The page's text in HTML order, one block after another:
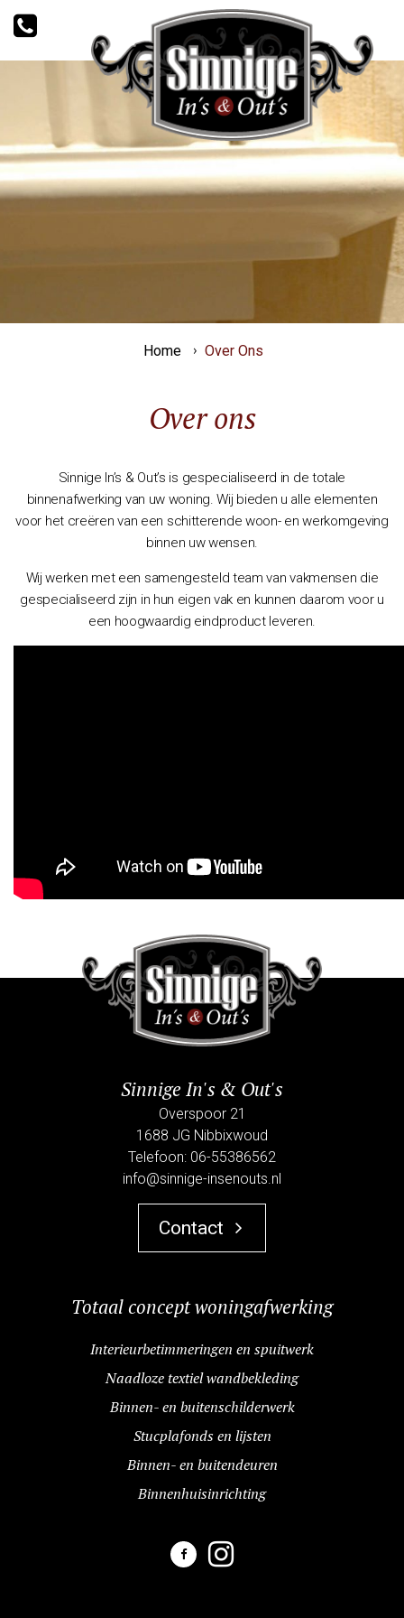
Home Over Ons
Over ons
Sinnige In’s & Out’s is gespecialiseerd in de totale
binnenafwerking van uw woning. Wij bieden u alle elementen
voor het creëren van een schitterende woon- en werkomgeving
binnen uw wensen.
Wij werken met een samengesteld team van vakmensen die
gespecialiseerd zijn in hun eigen vak en kunnen daarom voor u
een hoogwaardig eindproduct leveren.
Sinnige In's & Out's
Overspoor 21
1688 JG Nibbixwoud
Telefoon: 06-55386562
info@sinnige-insenouts.nl
Contact
Totaal concept woningafwerking
Interieurbetimmeringen en spuitwerk
Naadloze textiel wandbekleding
Binnen- en buitenschilderwerk
Stucplafonds en lijsten
Binnen- en buitendeuren
Binnenhuisinrichting